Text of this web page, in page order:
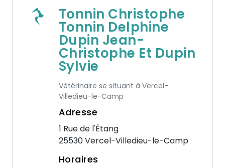
Tonnin Christophe
Tonnin Delphine
Dupin Jean-
Christophe Et Dupin
Sylvie
Vétérinaire se situant à Vercel-
Villedieu-le-Camp
Adresse
1 Rue de l'Étang
25530 Vercel-Villedieu-le-Camp
Horaires